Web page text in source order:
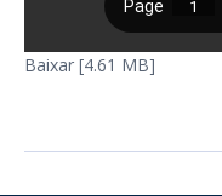
Baixar [4.61 MB]